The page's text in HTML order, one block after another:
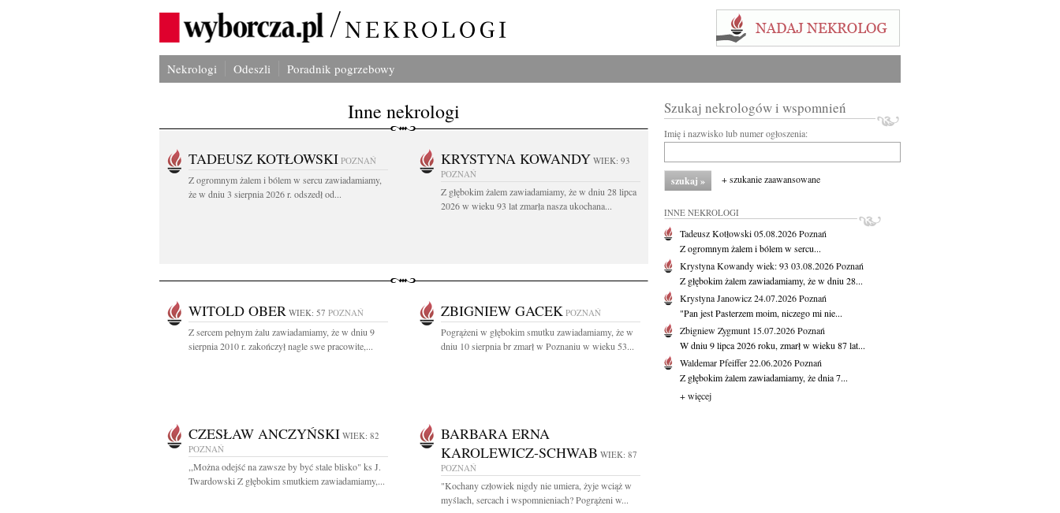
Nekrologi Odeszli Poradnik pogrzebowy
Inne nekrologi
TADEUSZ KOTŁOWSKI POZNAŃ
Z ogromnym żalem i bólem w sercu zawiadamiamy,
że w dniu 3 sierpnia 2026 r. odszedł od...
KRYSTYNA KOWANDY WIEK: 93
POZNAŃ
Z głębokim żalem zawiadamiamy, że w dniu 28 lipca
2026 w wieku 93 lat zmarła nasza ukochana...
WITOLD OBER WIEK: 57 POZNAŃ
Z sercem pełnym żalu zawiadamiamy, że w dniu 9
sierpnia 2010 r. zakończył nagle swe pracowite,...
ZBIGNIEW GACEK POZNAŃ
Pogrążeni w głębokim smutku zawiadamiamy, że w
dniu 10 sierpnia br zmarł w Poznaniu w wieku 53...
CZESŁAW ANCZYŃSKI WIEK: 82
POZNAŃ
,,Można odejść na zawsze by być stale blisko" ks J.
Twardowski Z głębokim smutkiem zawiadamiamy,...
BARBARA ERNA
KAROLEWICZ-SCHWAB WIEK: 87
POZNAŃ
"Kochany człowiek nigdy nie umiera, żyje wciąż w
myślach, sercach i wspomnieniach? Pogrążeni w...
Szukaj nekrologów i wspomnień
Imię i nazwisko lub numer ogłoszenia:
+ szukanie zaawansowane
INNE NEKROLOGI
Tadeusz Kotłowski05.08.2026Poznań
Z ogromnym żalem i bólem w sercu...
Krystyna Kowandywiek: 93 03.08.2026Poznań
Z głębokim żalem zawiadamiamy, że w dniu 28...
Krystyna Janowicz24.07.2026Poznań
"Pan jest Pasterzem moim, niczego mi nie...
Zbigniew Zygmunt 15.07.2026Poznań
W dniu 9 lipca 2026 roku, zmarł w wieku 87 lat...
Waldemar Pfeiffer22.06.2026Poznań
Z głębokim żalem zawiadamiamy, że dnia 7...
+ więcej